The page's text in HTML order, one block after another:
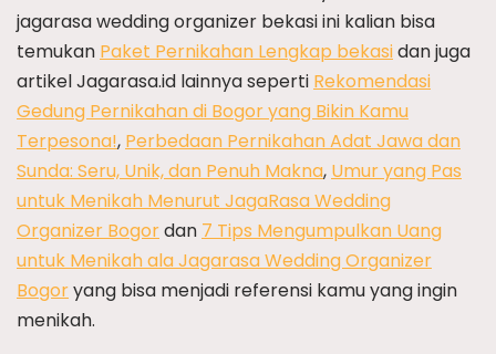
jagarasa wedding organizer bekasi ini kalian bisa
temukan Paket Pernikahan Lengkap bekasidan juga
artikel Jagarasa.id lainnya seperti Rekomendasi
Gedung Pernikahan di Bogor yang Bikin Kamu
Terpesona!, Perbedaan Pernikahan Adat Jawa dan
Sunda: Seru, Unik, dan Penuh Makna, Umur yang Pas
untuk Menikah Menurut JagaRasa Wedding
Organizer Bogordan 7 Tips Mengumpulkan Uang
untuk Menikah ala Jagarasa Wedding Organizer
Bogoryang bisa menjadi referensi kamu yang ingin
menikah.